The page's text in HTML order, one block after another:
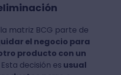
matriz BCG parte de
el negocio para
producto con un
Esta decisión es usual